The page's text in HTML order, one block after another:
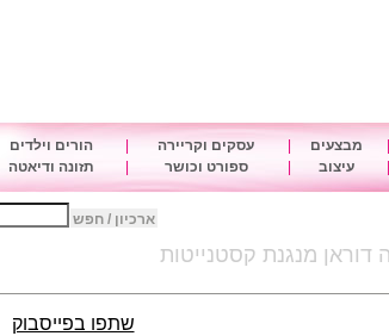
מבצעים עסקים וקריירה הורים וילדים
עיצוב ספורט וכושר תזונה ודיאטה
ארכיון / חפש
דוראן מנגנת קסטנייטות
שתפו בפייסבוק